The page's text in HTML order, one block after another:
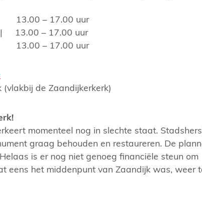
13.00 – 17.00 uur
| 13.00 – 17.00 uur
13.00 – 17.00 uur
de Zaandijkerkerk)
momenteel nog in slechte staat.
graag behouden en restaureren. De
is er nog niet genoeg financiële steun om
eens het middenpunt van Zaandijk was, weer